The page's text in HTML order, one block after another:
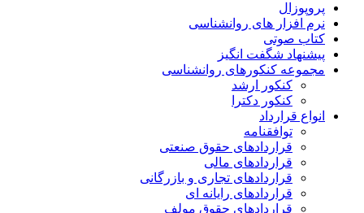
پروپوزال
نرم افزار های روانشناسی
کتاب صوتی
پیشنهاد شگفت انگیز
مجموعه کنکورهای روانشناسی
کنکور ارشد
کنکور دکترا
انواع قرارداد
توافقنامه
قراردادهای حقوق صنعتی
قراردادهای مالی
قراردادهای تجاری و بازرگانی
قراردادهای رایانه ای
قراردادهای حقوق مولف